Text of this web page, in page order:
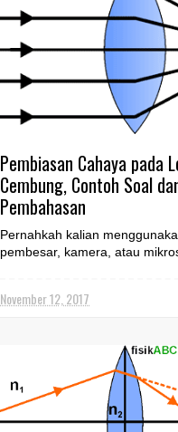
Pembiasan Cahaya pada
Cembung, Contoh Soal
Pembahasan
Pernahkah kalian
pembesar, kamera, atau
November 12, 2017